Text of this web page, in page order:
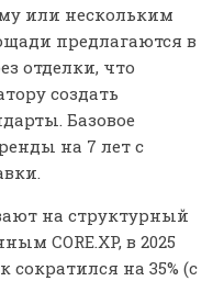
или нескольким
предлагаются в
отделки, что
создать
Базовое
на 7 лет с
на структурный
CORE.XP, в 2025
сократился на 35% (с